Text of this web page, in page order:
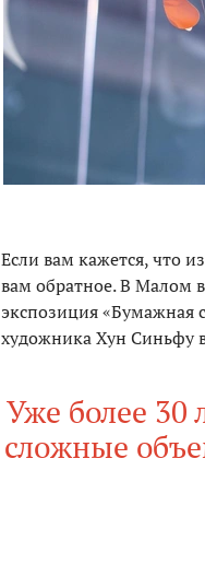
Если вам кажется, что
вам обратное. В Малом
экспозиция «Бумажная
художника Хун Синьфу
Уже более 30
сложные